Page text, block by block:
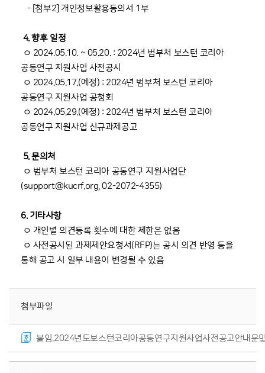
- [첨부2] 개인정보활용동의서 1부
4. 향후 일정
ㅇ 2024.05.10. ~ 05.20. : 2024년 범부처 보스턴 코리아
공동연구 지원사업 사전공시
ㅇ 2024.05.17.(예정) : 2024년 범부처 보스턴 코리아
공동연구 지원사업 공청회
ㅇ 2024.05.29.(예정) : 2024년 범부처 보스턴 코리아
공동연구 지원사업 신규과제공고
5. 문의처
ㅇ 범부처 보스턴 코리아 공동연구 지원사업단
(support@kucrf.org, 02-2072-4355)
6. 기타사항
ㅇ 개인별 의견등록 횟수에 대한 제한은 없음
ㅇ 사전공시된 과제제안요청서(RFP)는 공시 의견 반영 등을
통해 공고 시 일부 내용이 변경될 수 있음
첨부파일
붙임.2024년도보스턴코리아공동연구지원사업사전공고안내문